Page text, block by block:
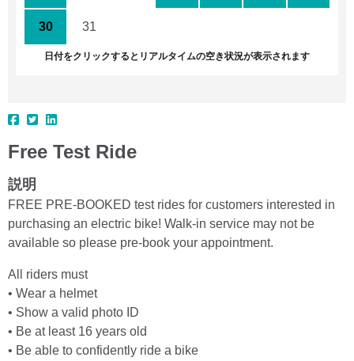
30 31
日付をクリックするとリアルタイムの空き状況が表示されます
Free Test Ride
説明
FREE PRE-BOOKED test rides for customers interested in
purchasing an electric bike! Walk-in service may not be
available so please pre-book your appointment.
All riders must
• Wear a helmet
• Show a valid photo ID
• Be at least 16 years old
• Be able to confidently ride a bike